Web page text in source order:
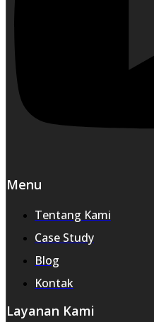
Menu
Tentang Kami
Case Study
Blog
Kontak
Layanan Kami